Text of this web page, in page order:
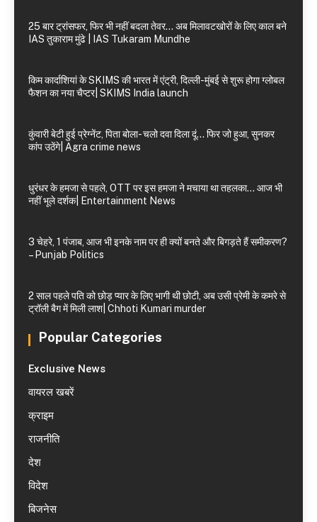
25 बार ट्रांसफर, फिर भी नहीं बदला तेवर… अब मिलावटखोरों के लिए काल बने
IAS तुकाराम मुंढे | IAS Tukaram Mundhe
किम कार्दाशियां के SKIMS की भारत में एंट्री, दिल्ली-मुंबई से शुरू होगा ग्लोबल
फैशन का नया चैप्टर| SKIMS India launch
कुंवारी बेटी हुई प्रेग्नेंट, पिता बोला- चलो दवा दिला दूं… फिर जो हुआ, सुनकर
कांप उठेंगे| Agra crime news
धुरंधर के हमजा से पहले, OTT पर इस हमजा ने मचाया था तहलका… आज भी
नहीं भूले दर्शक| Entertainment News
3 चेहरे, 1 पंजाब, आज भी इनके नाम पर ही क्यों बनते और बिगड़ते हैं समीकरण?
– Punjab Politics
2 साल पहले पति को छोड़ प्यार के लिए भागी थी छोटी, अब उसी प्रेमी के कमरे से
ट्रॉली बैग में मिली लाश| Chhoti Kumari murder
Popular Categories
Exclusive News
वायरल खबरें
क्राइम
राजनीति
देश
विदेश
बिजनेस